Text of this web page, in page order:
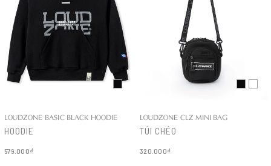
LOUDZONE BASIC BLACK HOODIE
HOODIE
579.000₫
LOUDZONE CLZ MINI BAG
TÚI CHÉO
320.000₫